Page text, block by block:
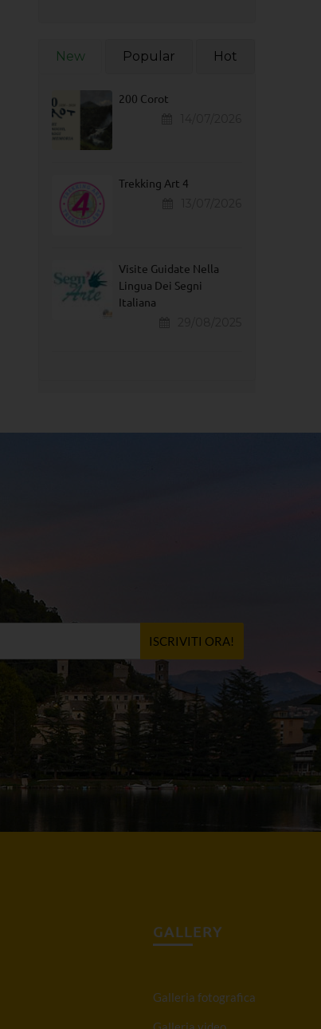
New Popular Hot
200 Corot
Trekking Art 4
Visite Guidate Nella
Lingua Dei Segni
Italiana
ISCRIVITI ORA!
GALLERY
Galleria fotografica